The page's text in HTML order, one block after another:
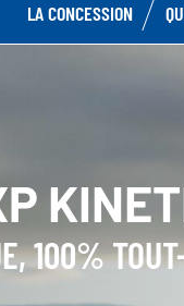
LA CONCESSION
100%